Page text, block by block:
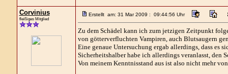
Corvinius
fleißiges Mitglied
Erstellt am: 31 Mar 2009 : 09:44:56 Uhr
Zu dem Schädel kann ich zum jetzigen Zeitpunkt
von götterverfluchten Vampiren, auch Blutsaugern
Eine genaue Untersuchung ergab allerdings, dass es
Sicherheitshalber habe ich allerdings veranlasst, den
Von meinem Kenntnisstand aus ist also nicht mehr